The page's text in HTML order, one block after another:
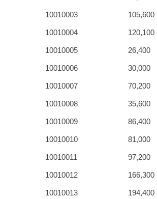
10010003 105,600
10010004 120,100
10010005 26,400
10010006 30,000
10010007 70,200
10010008 35,600
10010009 86,400
10010010 81,000
10010011 97,200
10010012 166,300
10010013 194,400